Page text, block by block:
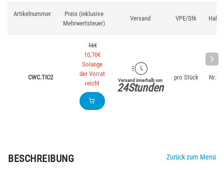
Artikelnummer
Preis (inklusive
Mehrwertsteuer)
Versand VPE/Stk Haken
CWC.TIC2
16€
10,70€
Solange
der Vorrat
reicht
Versand innerhalb von
24Stunden
pro Stück Nr.2/0
BESCHREIBUNG Zurück zum Menü